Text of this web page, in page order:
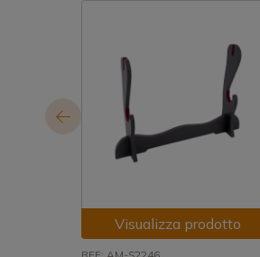
Visualizza prodotto